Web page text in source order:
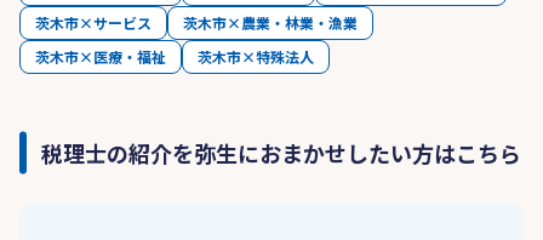
茨木市×サービス
茨木市×農業・林業・漁業
茨木市×医療・福祉
茨木市×特殊法人
税理士の紹介を弥生におまかせしたい方はこちら